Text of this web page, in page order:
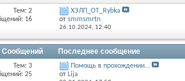
Тем: 2
16
ХЭЛП_OT_Rybka
от smmsmrtn
26.10.2024, 12:40
Сообщений Последнее сообщение
Тем: 3
25
Помощь в прохождении...
от Lija